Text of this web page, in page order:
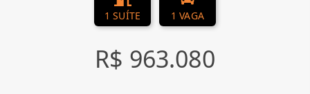
1 SUÍTE 1 VAGA
R$ 963.080